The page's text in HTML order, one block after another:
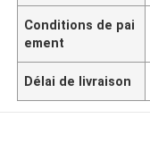
Conditions de pai
ement
Délai de livraison